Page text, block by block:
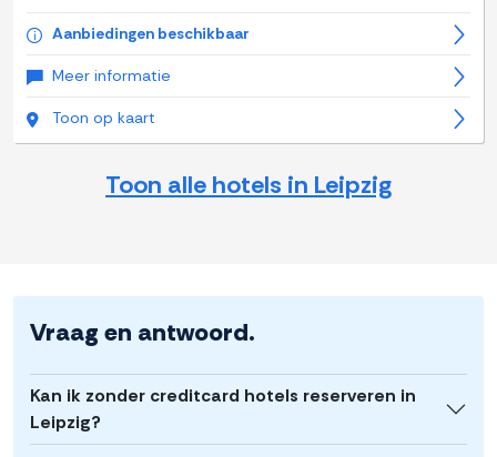
Aanbiedingen beschikbaar
Meer informatie
Toon op kaart
Toon alle hotels in Leipzig
Vraag en antwoord.
Kan ik zonder creditcard hotels reserveren in
Leipzig?